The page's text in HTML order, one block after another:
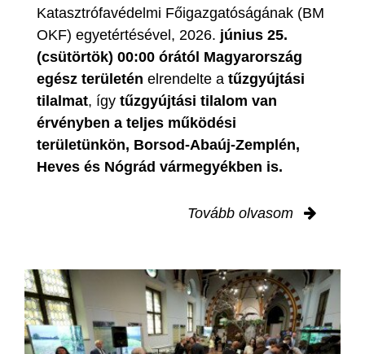
Katasztrófavédelmi Főigazgatóságának (BM
OKF) egyetértésével, 2026. június 25.
(csütörtök) 00:00 órától Magyarország
egész területén elrendelte a tűzgyújtási
tilalmat, így tűzgyújtási tilalom van
érvényben a teljes működési
területünkön, Borsod-Abaúj-Zemplén,
Heves és Nógrád vármegyékben is.
Tovább olvasom